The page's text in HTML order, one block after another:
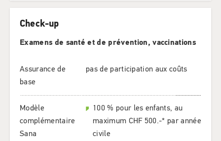
Check-up
Examens de santé et de prévention, vaccinations
Assurance de
base
pas de participation aux coûts
Modèle
complémentaire
Sana
100 % pour les enfants, au
maximum CHF 500.-* par année
civile